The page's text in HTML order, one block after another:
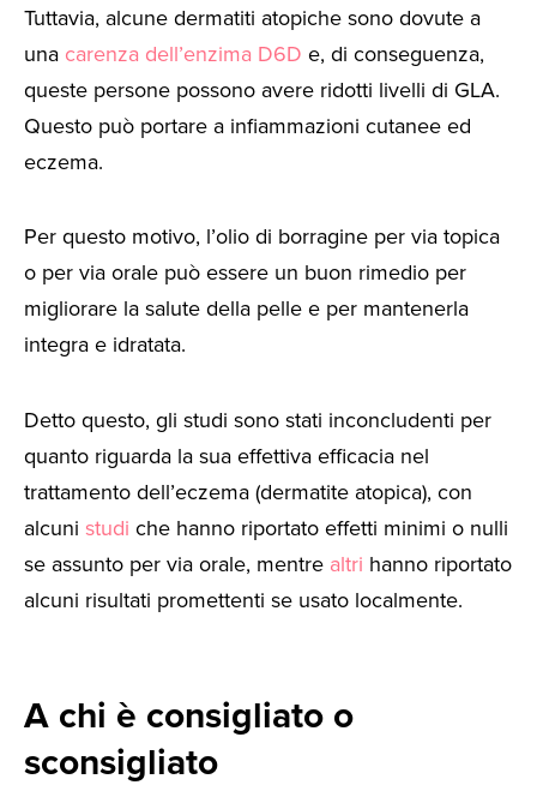
Tuttavia, alcune dermatiti atopiche sono dovute a
una carenza dell’enzima D6D e, di conseguenza,
queste persone possono avere ridotti livelli di GLA.
Questo può portare a infiammazioni cutanee ed
eczema.
Per questo motivo, l’olio di borragine per via topica
o per via orale può essere un buon rimedio per
migliorare la salute della pelle e per mantenerla
integra e idratata.
Detto questo, gli studi sono stati inconcludenti per
quanto riguarda la sua effettiva efficacia nel
trattamento dell’eczema (dermatite atopica), con
alcuni studi che hanno riportato effetti minimi o nulli
se assunto per via orale, mentre altri hanno riportato
alcuni risultati promettenti se usato localmente.
A chi è consigliato o
sconsigliato